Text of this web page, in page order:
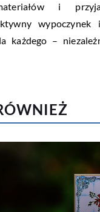
i
wypoczynek
każdego –